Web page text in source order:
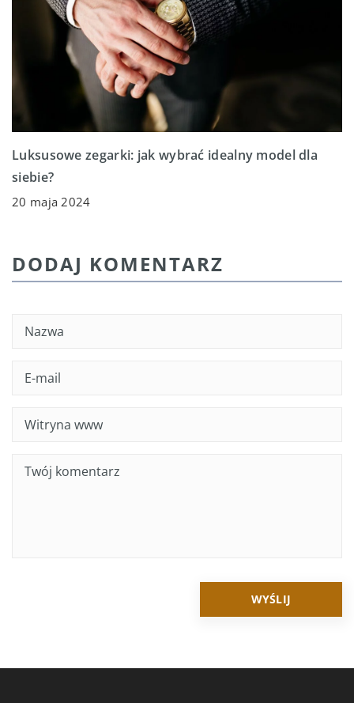
Luksusowe zegarki: jak wybrać idealny model dla
siebie?
20 maja 2024
DODAJ KOMENTARZ